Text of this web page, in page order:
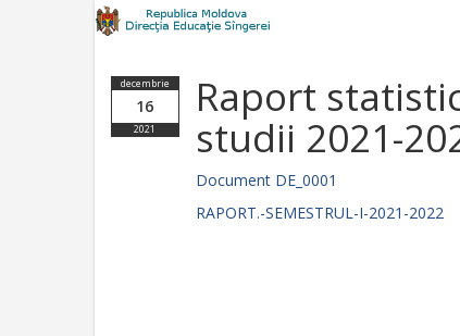
decembrie
16
2021
Raport
studii 2021-
Document DE_0001
RAPORT.-SEMESTRUL-I-2021-2022